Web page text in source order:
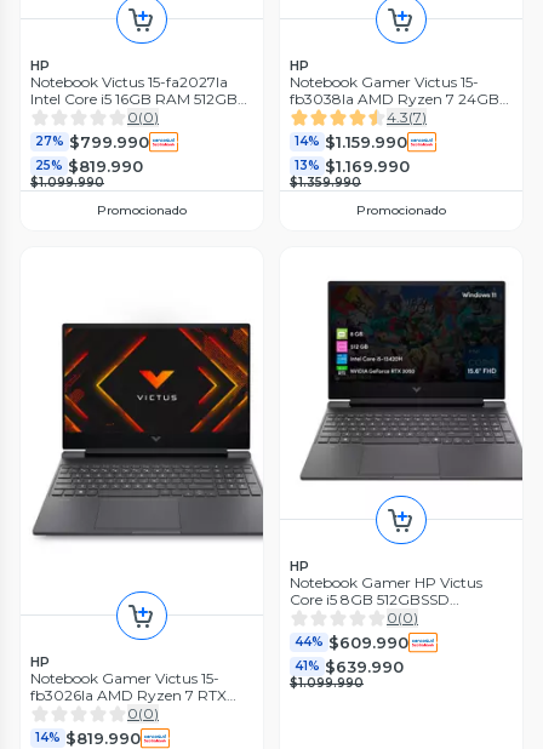
HP
Notebook Victus 15-fa2027la
Intel Core i5 16GB RAM 512GB
SSD NVIDIA GeForce RTX 3050
15.6 FHD 144Hz
0(0)
27% $799.990
25% $819.990
$1.099.990
Promocionado
HP
Notebook Gamer Victus 15-
fb3038la AMD Ryzen 7 24GB
RAM 1TB SSD NVIDIA RTX 5050
15.6'' FHD 144 Hz
4.3(7)
14% $1.159.990
13% $1.169.990
$1.359.990
Promocionado
HP
Notebook Gamer Victus 15-
fb3026la AMD Ryzen 7 RTX
3050 16GB RAM 512GB SSD
15.6'' FHD 144Hz
0(0)
14% $819.990
HP
Notebook Gamer HP Victus
Core i5 8GB 512GBSSD
RTX3050 15.6 FHD
Reacondicionado
0(0)
44% $609.990
41% $639.990
$1.099.990